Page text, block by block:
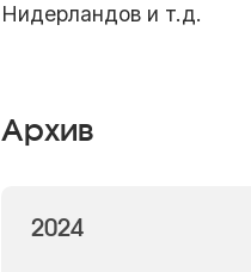
Нидерландов и т.д.
Архив
2024